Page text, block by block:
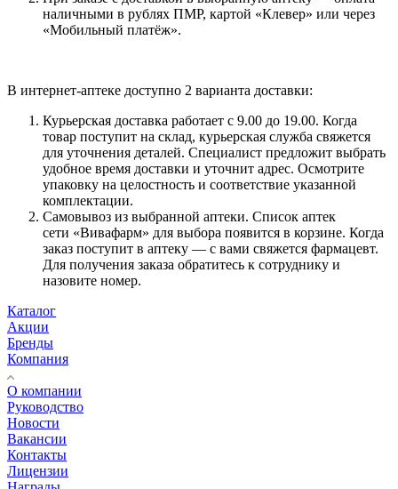
наличными в рублях ПМР, картой «Клевер» или через
«Мобильный платёж».
В интернет-аптеке доступно 2 варианта доставки:
Курьерская доставка работает с 9.00 до 19.00. Когда
товар поступит на склад, курьерская служба свяжется
для уточнения деталей. Специалист предложит выбрать
удобное время доставки и уточнит адрес. Осмотрите
упаковку на целостность и соответствие указанной
комплектации.
Самовывоз из выбранной аптеки. Список аптек
сети «Вивафарм» для выбора появится в корзине. Когда
заказ поступит в аптеку — с вами свяжется фармацевт.
Для получения заказа обратитесь к сотруднику и
назовите номер.
Каталог
Акции
Бренды
Компания
О компании
Руководство
Новости
Вакансии
Контакты
Лицензии